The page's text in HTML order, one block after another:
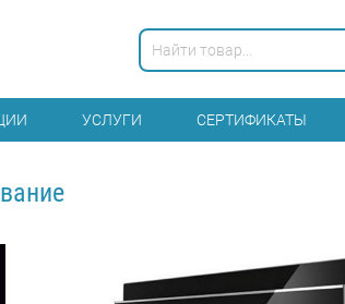
УСЛУГИ СЕРТИФИКАТЫ